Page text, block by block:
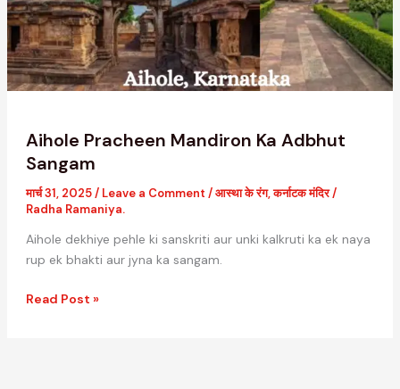
Aihole Pracheen Mandiron Ka Adbhut
Sangam
मार्च 31, 2025/ Leave a Comment /आस्था के रंग,कर्नाटक मंदिर/
Radha Ramaniya.
Aihole dekhiye pehle ki sanskriti aur unki kalkruti ka ek naya
rup ek bhakti aur jyna ka sangam.
Read Post »